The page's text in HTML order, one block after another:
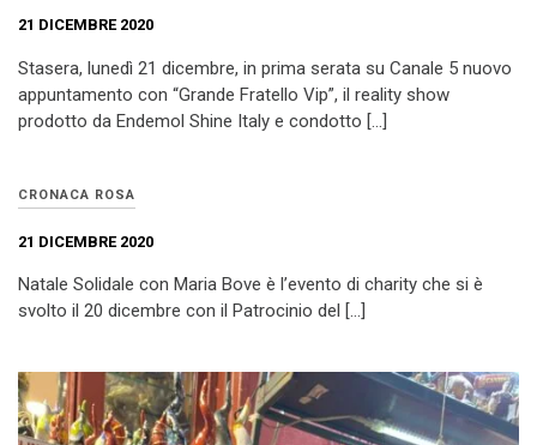
21 DICEMBRE 2020
Stasera, lunedì 21 dicembre, in prima serata su Canale 5 nuovo
appuntamento con “Grande Fratello Vip”, il reality show
prodotto da Endemol Shine Italy e condotto […]
CRONACA ROSA
21 DICEMBRE 2020
Natale Solidale con Maria Bove è l’evento di charity che si è
svolto il 20 dicembre con il Patrocinio del […]